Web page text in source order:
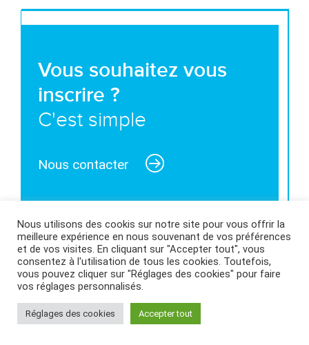
Vous souhaitez vous
inscrire ?
C'est simple
Nous contacter
MENTIONS LÉGALES ET CONDITIONS GÉNÉRALES
D’UTILISATION| POLITIQUE DES COOKIES|
Nous utilisons des cookis sur notre site pour vous offrir la
meilleure expérience en nous souvenant de vos préférences
et de vos visites. En cliquant sur "Accepter tout", vous
consentez à l'utilisation de tous les cookies. Toutefois,
vous pouvez cliquer sur "Réglages des cookies" pour faire
vos réglages personnalisés.
Réglages des cookies Accepter tout